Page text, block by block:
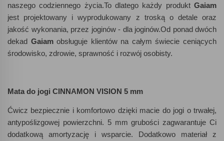
naszego codziennego życia.To dlatego każdy produkt Gaiam
jest projektowany i wyprodukowany z troską o detale oraz
jakość wykonania, przez joginów - dla joginów.Od ponad dwóch
dekad Gaiamobsługuje klientów na całym świecie ceniących
środowisko, zdrowie, sprawność i rozwój osobisty.
Mata do jogi CINNAMON VISION 5 mm
Ćwicz bezpiecznie i komfortowo dzięki macie do jogi o trwałej,
antypoślizgowej powierzchni. 5 mm grubości zagwarantuje Ci
dodatkową amortyzację i wsparcie. Dodatkowo materiał z